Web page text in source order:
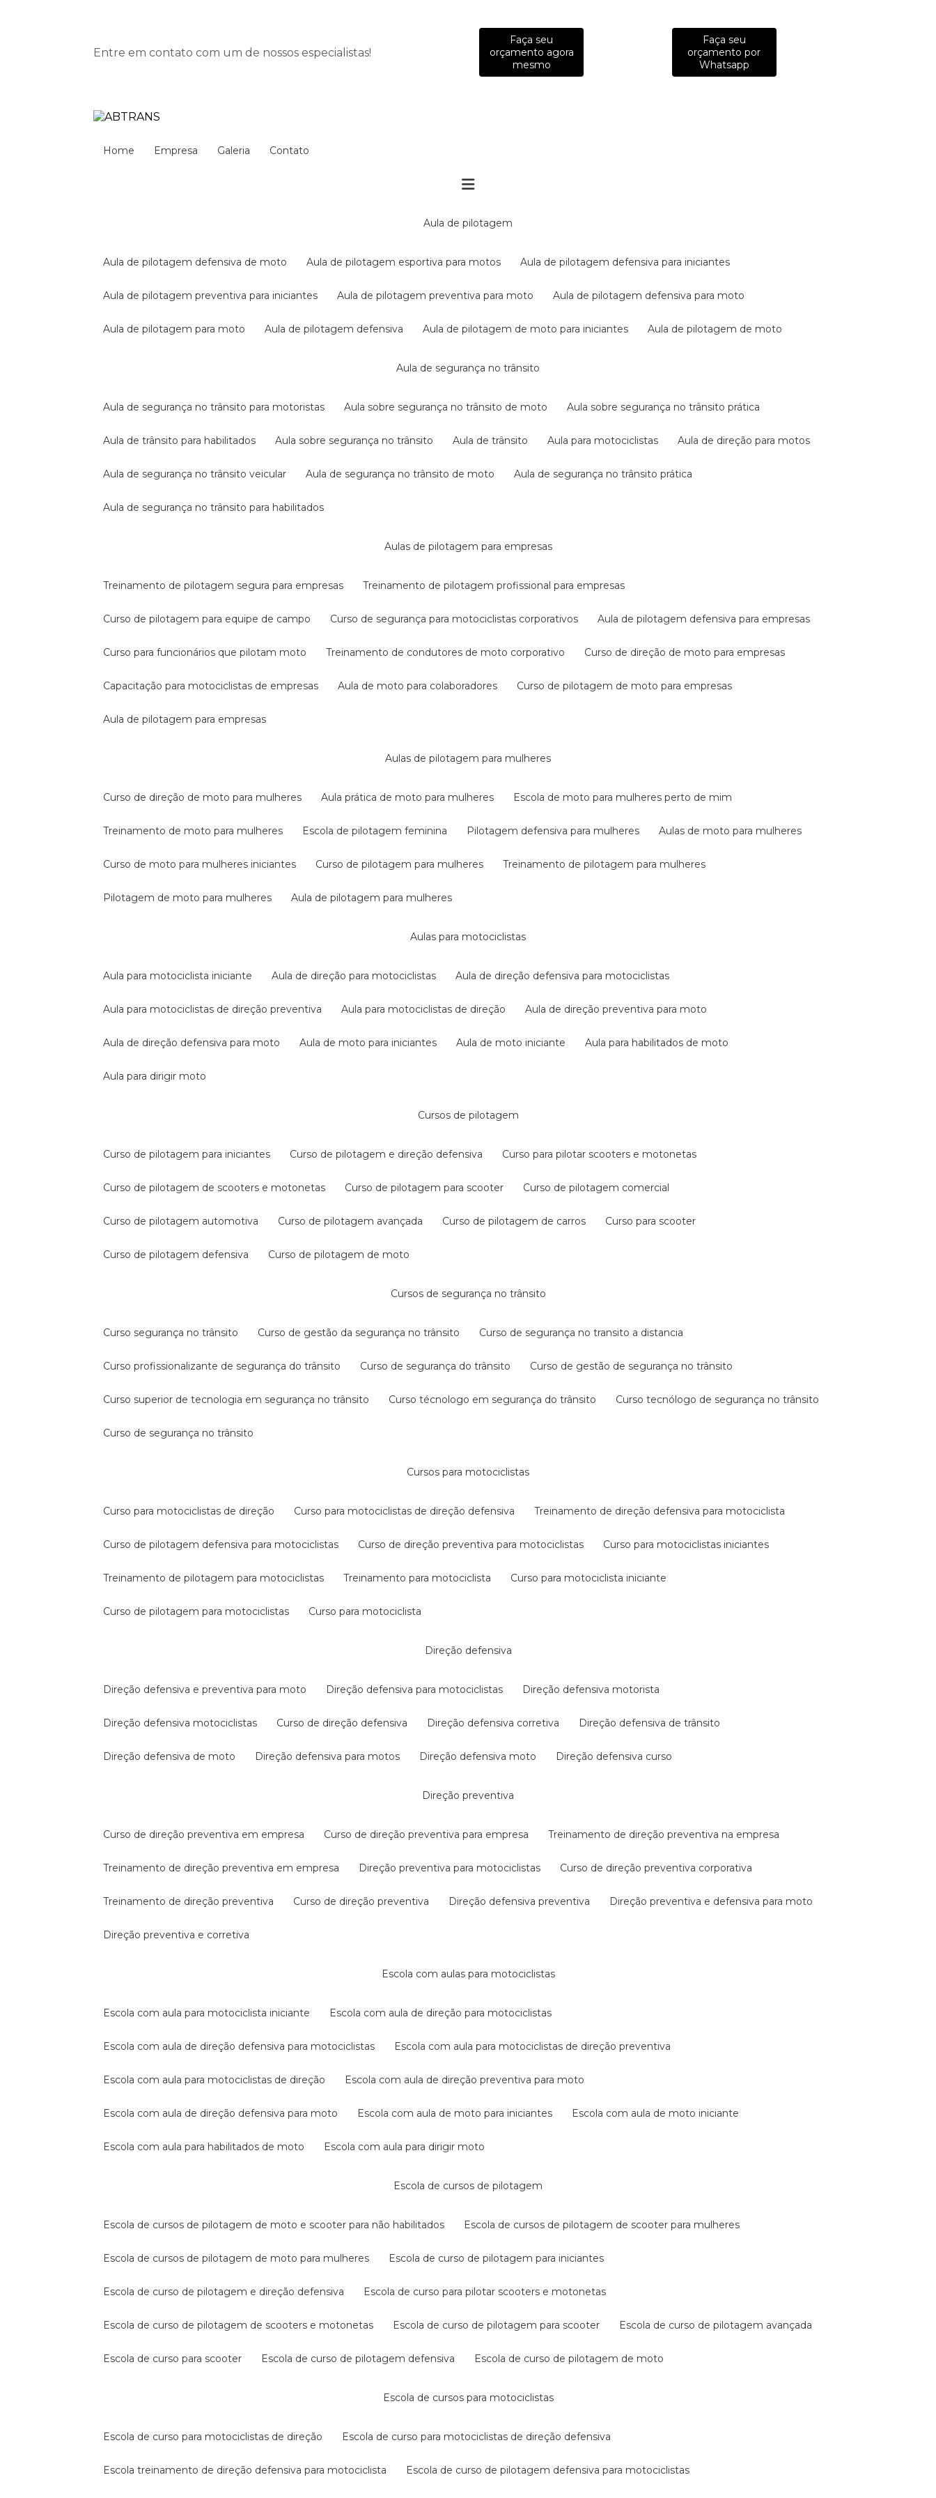
Entre em contato com um de nossos especialistas!
Faça seu
orçamento agora
mesmo
Faça seu
orçamento por
Whatsapp
Home Empresa Galeria Contato
aula de pilotagem
aula de pilotagem defensiva de moto aula de pilotagem esportiva para motos aula de pilotagem defensiva para iniciantes
aula de pilotagem preventiva para iniciantes aula de pilotagem preventiva para moto aula de pilotagem defensiva para moto
aula de pilotagem para moto aula de pilotagem defensiva aula de pilotagem de moto para iniciantes aula de pilotagem de moto
aula de segurança no trânsito
aula de segurança no trânsito para motoristas aula sobre segurança no trânsito de moto aula sobre segurança no trânsito prática
aula de trânsito para habilitados aula sobre segurança no trânsito aula de trânsito aula para motociclistas aula de direção para motos
aula de segurança no trânsito veicular aula de segurança no trânsito de moto aula de segurança no trânsito prática
aula de segurança no trânsito para habilitados
aulas de pilotagem para empresas
treinamento de pilotagem segura para empresas treinamento de pilotagem profissional para empresas
curso de pilotagem para equipe de campo curso de segurança para motociclistas corporativos aula de pilotagem defensiva para empresas
curso para funcionários que pilotam moto treinamento de condutores de moto corporativo curso de direção de moto para empresas
capacitação para motociclistas de empresas aula de moto para colaboradores curso de pilotagem de moto para empresas
aula de pilotagem para empresas
aulas de pilotagem para mulheres
curso de direção de moto para mulheres aula prática de moto para mulheres escola de moto para mulheres perto de mim
treinamento de moto para mulheres escola de pilotagem feminina pilotagem defensiva para mulheres aulas de moto para mulheres
curso de moto para mulheres iniciantes curso de pilotagem para mulheres treinamento de pilotagem para mulheres
pilotagem de moto para mulheres aula de pilotagem para mulheres
aulas para motociclistas
aula para motociclista iniciante aula de direção para motociclistas aula de direção defensiva para motociclistas
aula para motociclistas de direção preventiva aula para motociclistas de direção aula de direção preventiva para moto
aula de direção defensiva para moto aula de moto para iniciantes aula de moto iniciante aula para habilitados de moto
aula para dirigir moto
cursos de pilotagem
curso de pilotagem para iniciantes curso de pilotagem e direção defensiva curso para pilotar scooters e motonetas
curso de pilotagem de scooters e motonetas curso de pilotagem para scooter curso de pilotagem comercial
curso de pilotagem automotiva curso de pilotagem avançada curso de pilotagem de carros curso para scooter
curso de pilotagem defensiva curso de pilotagem de moto
cursos de segurança no trânsito
curso segurança no trânsito curso de gestão da segurança no trânsito curso de segurança no transito a distancia
curso profissionalizante de segurança do trânsito curso de segurança do trânsito curso de gestão de segurança no trânsito
curso superior de tecnologia em segurança no trânsito curso técnologo em segurança do trânsito curso tecnólogo de segurança no trânsito
curso de segurança no trânsito
cursos para motociclistas
curso para motociclistas de direção curso para motociclistas de direção defensiva treinamento de direção defensiva para motociclista
curso de pilotagem defensiva para motociclistas curso de direção preventiva para motociclistas curso para motociclistas iniciantes
treinamento de pilotagem para motociclistas treinamento para motociclista curso para motociclista iniciante
curso de pilotagem para motociclistas curso para motociclista
direção defensiva
direção defensiva e preventiva para moto direção defensiva para motociclistas direção defensiva motorista
direção defensiva motociclistas curso de direção defensiva direção defensiva corretiva direção defensiva de trânsito
direção defensiva de moto direção defensiva para motos direção defensiva moto direção defensiva curso
direção preventiva
curso de direção preventiva em empresa curso de direção preventiva para empresa treinamento de direção preventiva na empresa
treinamento de direção preventiva em empresa direção preventiva para motociclistas curso de direção preventiva corporativa
treinamento de direção preventiva curso de direção preventiva direção defensiva preventiva direção preventiva e defensiva para moto
direção preventiva e corretiva
escola com aulas para motociclistas
escola com aula para motociclista iniciante escola com aula de direção para motociclistas
escola com aula de direção defensiva para motociclistas escola com aula para motociclistas de direção preventiva
escola com aula para motociclistas de direção escola com aula de direção preventiva para moto
escola com aula de direção defensiva para moto escola com aula de moto para iniciantes escola com aula de moto iniciante
escola com aula para habilitados de moto escola com aula para dirigir moto
escola de cursos de pilotagem
escola de cursos de pilotagem de moto e scooter para não habilitados escola de cursos de pilotagem de scooter para mulheres
escola de cursos de pilotagem de moto para mulheres escola de curso de pilotagem para iniciantes
escola de curso de pilotagem e direção defensiva escola de curso para pilotar scooters e motonetas
escola de curso de pilotagem de scooters e motonetas escola de curso de pilotagem para scooter escola de curso de pilotagem avançada
escola de curso para scooter escola de curso de pilotagem defensiva escola de curso de pilotagem de moto
escola de cursos para motociclistas
escola de curso para motociclistas de direção escola de curso para motociclistas de direção defensiva
escola treinamento de direção defensiva para motociclista escola de curso de pilotagem defensiva para motociclistas